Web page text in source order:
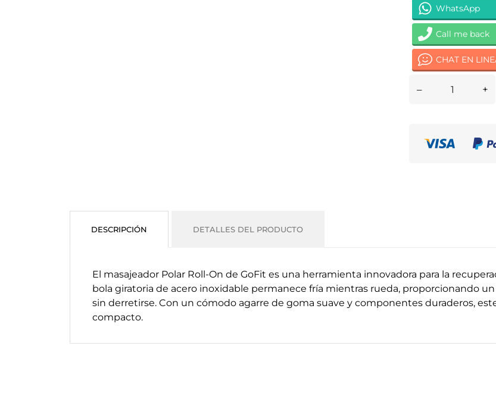
WhatsApp
Call me back
CHAT EN
– +
DESCRIPCIÓN DETALLES DEL PRODUCTO
El masajeador Polar Roll-On de GoFit es una herramienta innovadora para la
bola giratoria de acero inoxidable permanece fría mientras rueda, proporcionando
sin derretirse. Con un cómodo agarre de goma suave y componentes duraderos,
compacto.